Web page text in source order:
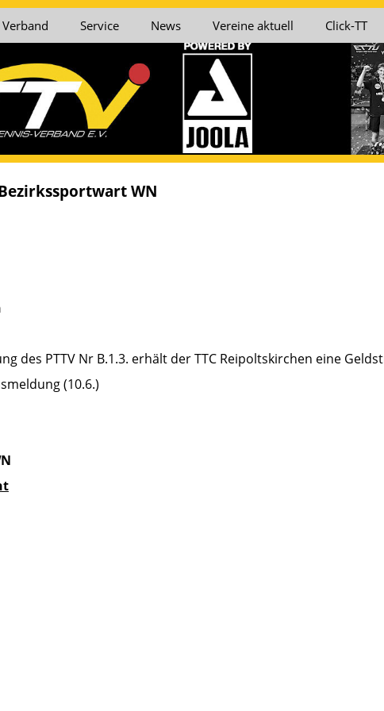
Verband Service News Vereine aktuell Click-TT
WN
des PTTV Nr B.1.3. erhält der TTC Reipoltskirchen eine
(10.6.)